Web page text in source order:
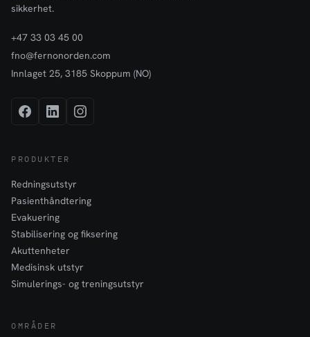
sikkerhet.
+47 33 03 45 00
fno@fernonorden.com
Innlaget 25, 3185 Skoppum (NO)
PRODUKTER
Redningsutstyr
Pasienthåndtering
Evakuering
Stabilisering og fiksering
Akuttenheter
Medisinsk utstyr
Simulerings- og treningsutstyr
OMRÅDER